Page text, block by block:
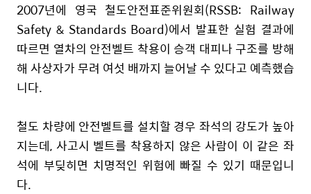
2007년에 영국 철도안전표준위원회(RSSB: Railway
Safety & Standards Board)에서 발표한 실험 결과에
따르면 열차의 안전벨트 착용이 승객 대피나 구조를 방해
해 사상자가 무려 여섯 배까지 늘어날 수 있다고 예측했습
니다.
철도 차량에 안전벨트를 설치할 경우 좌석의 강도가 높아
지는데, 사고시 벨트를 착용하지 않은 사람이 이 같은 좌
석에 부딪히면 치명적인 위험에 빠질 수 있기 때문입니
다.